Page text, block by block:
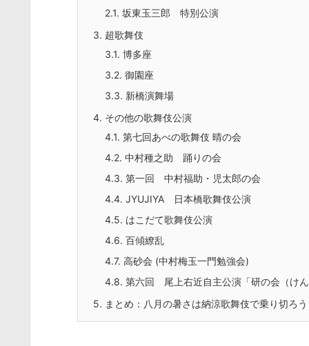
2.1. 坂東玉三郎 特別公演
3. 超歌舞伎
3.1. 博多座
3.2. 御園座
3.3. 新橋演舞場
4. その他の歌舞伎公演
4.1. 第七回あべの歌舞伎 晴の会
4.2. 中村種之助 踊りの会
4.3. 第一回 中村福助・児太郎の会
4.4. JYUJIYA 日本橋歌舞伎公演
4.5. はこだて歌舞伎公演
4.6. 百傾繚乱
4.7. 高砂会 (中村梅玉一門勉強会)
4.8. 第六回 尾上右近自主公演「研の会（け
5. まとめ：八月の暑さは納涼歌舞伎で乗り切ろう